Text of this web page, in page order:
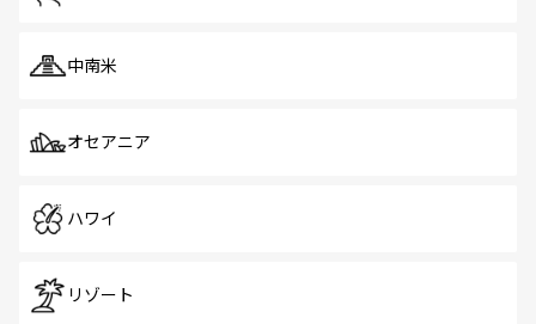
中南米
オセアニア
ハワイ
リゾート